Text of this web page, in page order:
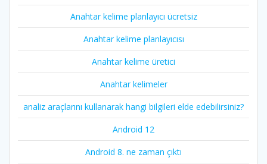
Anahtar kelime planlayıcı ücretsiz
Anahtar kelime planlayıcısı
Anahtar kelime üretici
Anahtar kelimeler
analiz araçlarını kullanarak hangi bilgileri elde edebilirsiniz?
Android 12
Android 8. ne zaman çıktı